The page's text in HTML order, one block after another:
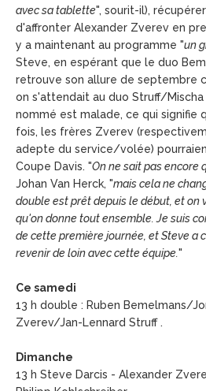
avec sa tablette", sourit-il),
d'affronter Alexander Zverev en
y a maintenant au programme "un
Steve, en espérant que le duo
retrouve son allure de septembre
on s'attendait au duo Struff/
nommé est malade, ce qui signifie
fois, les frères Zverev
adepte du service/volée)
Coupe Davis. "On ne sait pas encore
Johan Van Herck, "mais cela ne
double est prêt depuis le début, et on
qu'on donne tout ensemble. Je suis
de cette première journée, et Steve a
revenir de loin avec cette équipe. "
Ce samedi
13 h double : Ruben Bemelmans/
Zverev/Jan-Lennard Struff .
Dimanche
13 h Steve Darcis - Alexander